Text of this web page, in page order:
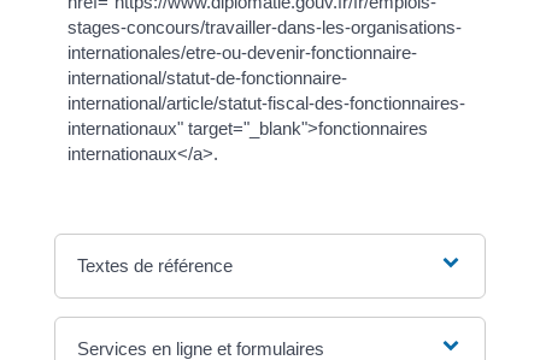
stages-concours/travailler-dans-les-organisations-
internationales/etre-ou-devenir-fonctionnaire-
international/statut-de-fonctionnaire-
international/article/statut-fiscal-des-fonctionnaires-
internationaux" target="_blank">fonctionnaires
internationaux</a>.
Textes de référence
Services en ligne et formulaires